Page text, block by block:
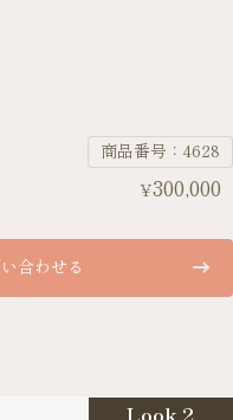
商品番号：4628
¥300,000
合わせる
Look 2